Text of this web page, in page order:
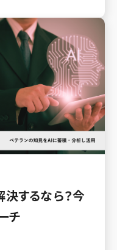
するなら？今
チ